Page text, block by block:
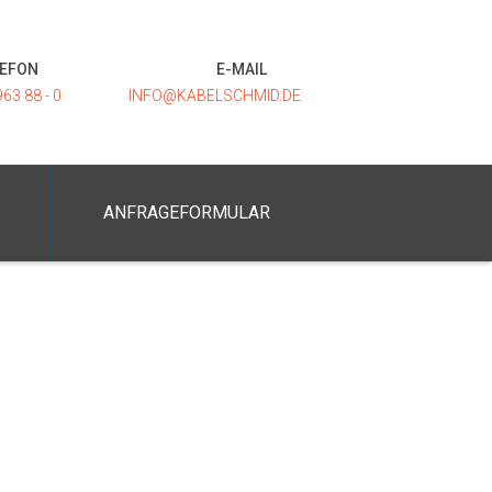
88 - 0
E-MAIL
INFO@KABELSCHMID.DE
ANFRAGEFORMULAR